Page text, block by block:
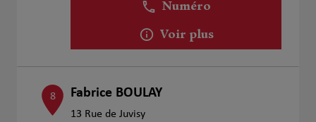
Numéro
Voir plus
8 Fabrice BOULAY
13 Rue de Juvisy